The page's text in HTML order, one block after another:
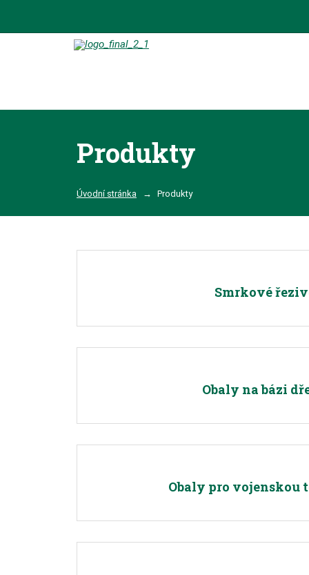
Produkty
Úvodní stránka Produkty
Smrkové
Obaly na bázi
Obaly pro vojenskou